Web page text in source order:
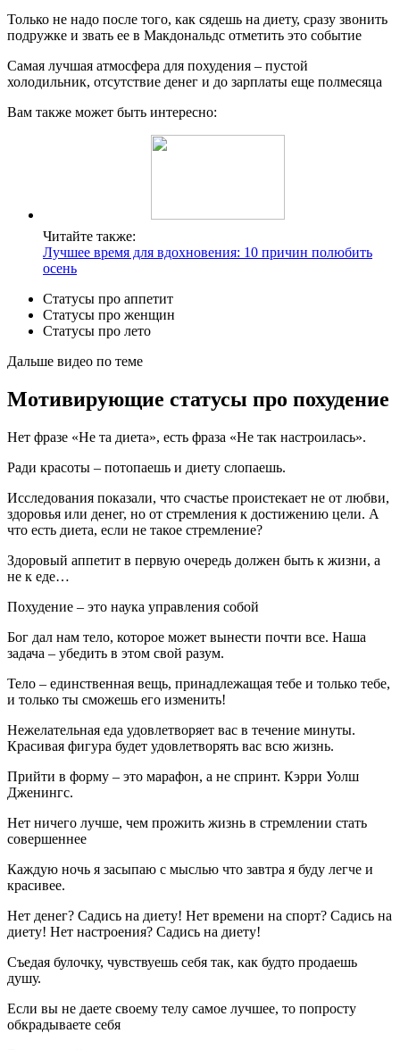
Только не надо после того, как сядешь на диету, сразу звонить
подружке и звать ее в Макдональдс отметить это событие
Самая лучшая атмосфера для похудения – пустой
холодильник, отсутствие денег и до зарплаты еще полмесяца
Вам также может быть интересно:
Читайте также:
Лучшее время для вдохновения: 10 причин полюбить
осень
Статусы про аппетит
Статусы про женщин
Статусы про лето
Дальше видео по теме
Мотивирующие статусы про похудение
Нет фразе «Не та диета», есть фраза «Не так настроилась».
Ради красоты – потопаешь и диету слопаешь.
Исследования показали, что счастье проистекает не от любви,
здоровья или денег, но от стремления к достижению цели. А
что есть диета, если не такое стремление?
Здоровый аппетит в первую очередь должен быть к жизни, а
не к еде…
Похудение – это наука управления собой
Бог дал нам тело, которое может вынести почти все. Наша
задача – убедить в этом свой разум.
Тело – единственная вещь, принадлежащая тебе и только тебе,
и только ты сможешь его изменить!
Нежелательная еда удовлетворяет вас в течение минуты.
Красивая фигура будет удовлетворять вас всю жизнь.
Прийти в форму – это марафон, а не спринт. Кэрри Уолш
Дженингс.
Нет ничего лучше, чем прожить жизнь в стремлении стать
совершеннее
Каждую ночь я засыпаю с мыслью что завтра я буду легче и
красивее.
Нет денег? Садись на диету! Нет времени на спорт? Садись на
диету! Нет настроения? Садись на диету!
Съедая булочку, чувствуешь себя так, как будто продаешь
душу.
Если вы не даете своему телу самое лучшее, то попросту
обкрадываете себя